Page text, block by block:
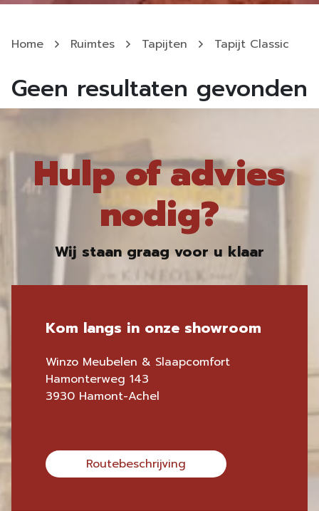
Home Ruimtes Tapijten Tapijt Classic
Geen resultaten gevonden
Hulp of advies
nodig?
Wij staan graag voor u klaar
Kom langs in onze showroom
Winzo Meubelen & Slaapcomfort
Hamonterweg 143
3930 Hamont-Achel
Routebeschrijving